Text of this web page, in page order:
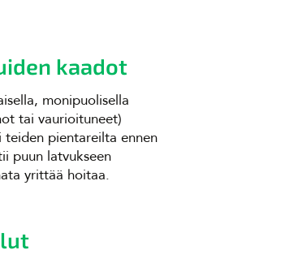
kaadot
monipuolisella
tai vaurioituneet)
pientareilta ennen
puun latvukseen
yrittää hoitaa.